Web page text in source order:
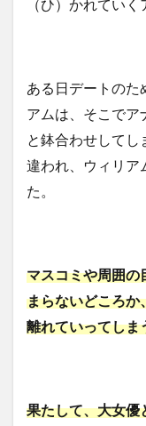
（ひ）かれていく
ある日デートのた
アムは、そこでア
と鉢合わせして
違われ、ウィリア
た。
マスコミや周囲の
まらないどころか
離れていってしま
果たして、大女優